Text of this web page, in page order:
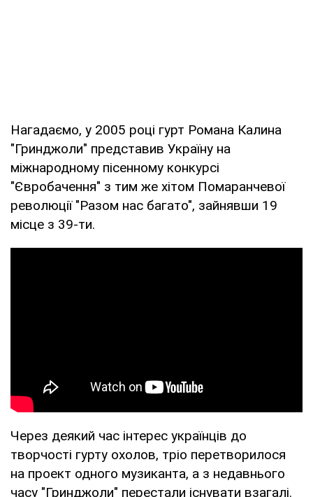
Нагадаємо, у 2005 році гурт Романа Калина
"Гринджоли" представив Україну на
міжнародному пісенному конкурсі
"Євробачення" з тим же хітом Помаранчевої
революції "Разом нас багато", зайнявши 19
місце з 39-ти.
Через деякий час інтерес українців до
творчості гурту охолов, тріо перетворилося
на проект одного музиканта, а з недавнього
часу "Гринджоли" перестали існувати взагалі.